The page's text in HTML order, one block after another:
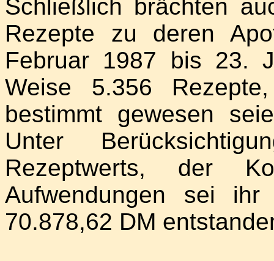
Schließlich brächten
Rezepte zu deren
Februar 1987 bis 23.
Weise 5.356
bestimmt gewesen
Unter
Rezeptwerts, der
Aufwendungen sei
70.878,62 DM